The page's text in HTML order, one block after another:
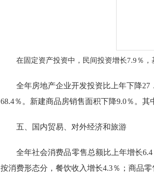
在固定资产投资中，民间投资增长7.9％，
全年房地产企业开发投资比上年下降27
68.4％。 新建商品房销售面积下降9.0％。其
五、国内贸易、对外经济和旅游
全年社会消费品零售总额比上年增长6.4
按消费形态分，餐饮收入增长4.3％；商品零